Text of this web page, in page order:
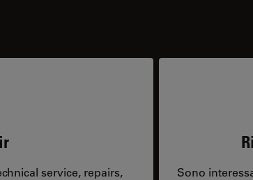
service, repairs,
Sono